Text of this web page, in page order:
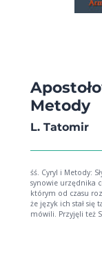
Metody
L. Tatomir
śś. Cyryl i Metody:
synowie urzędnika
którym od czasu
że język ich stał się
mówili. Przyjęli też